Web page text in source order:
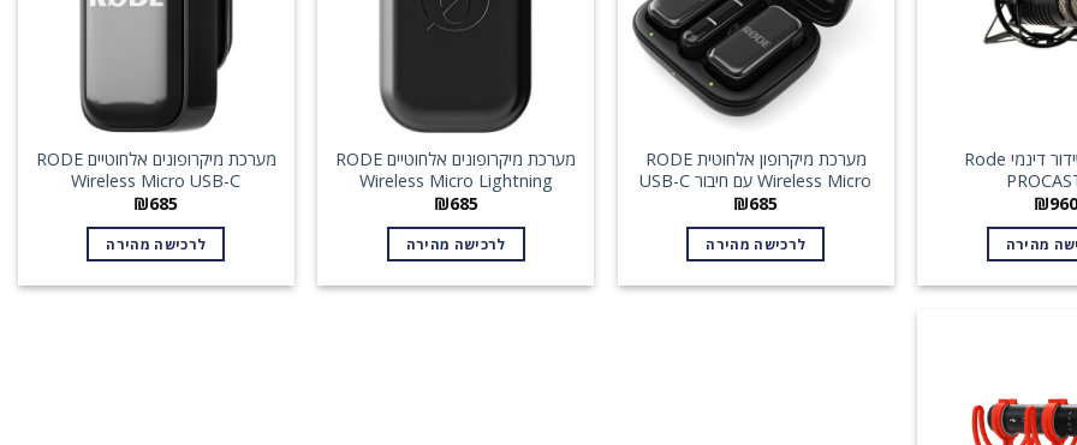
מיקרופון שידור דינמי Rode
₪960
מהירה
מערכת מיקרופון אלחוטית RODE
Wireless Micro עם חיבור USB-C
₪685
לרכישה מהירה
מערכת מיקרופונים אלחוטיים RODE
Wireless Micro Lightning
₪685
לרכישה מהירה
מערכת מיקרופונים אלחוטיים RODE
Wireless Micro USB-C
₪685
לרכישה מהירה